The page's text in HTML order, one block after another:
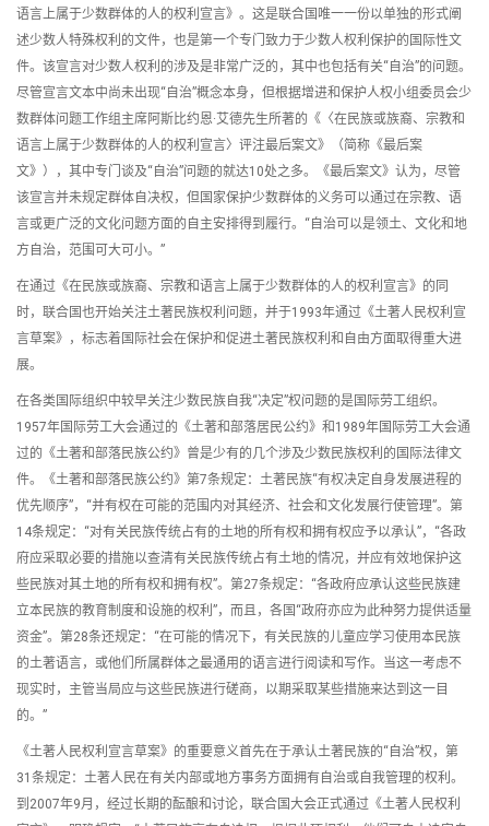
语言上属于少数群体的人的权利宣言》。这是联合国唯一一份以单独的形式阐
述少数人特殊权利的文件，也是第一个专门致力于少数人权利保护的国际性文
件。该宣言对少数人权利的涉及是非常广泛的，其中也包括有关“自治”的问题。
尽管宣言文本中尚未出现“自治”概念本身，但根据增进和保护人权小组委员会少
数群体问题工作组主席阿斯比约恩·艾德先生所著的《〈在民族或族裔、宗教和
语言上属于少数群体的人的权利宣言〉评注最后案文》（简称《最后案
文》），其中专门谈及“自治”问题的就达10处之多。《最后案文》认为，尽管
该宣言并未规定群体自决权，但国家保护少数群体的义务可以通过在宗教、语
言或更广泛的文化问题方面的自主安排得到履行。“自治可以是领土、文化和地
方自治，范围可大可小。”
在通过《在民族或族裔、宗教和语言上属于少数群体的人的权利宣言》的同
时，联合国也开始关注土著民族权利问题，并于1993年通过《土著人民权利宣
言草案》，标志着国际社会在保护和促进土著民族权利和自由方面取得重大进
展。
在各类国际组织中较早关注少数民族自我“决定”权问题的是国际劳工组织。
1957年国际劳工大会通过的《土著和部落居民公约》和1989年国际劳工大会通
过的《土著和部落民族公约》曾是少有的几个涉及少数民族权利的国际法律文
件。《土著和部落民族公约》第7条规定：土著民族“有权决定自身发展进程的
优先顺序”，“并有权在可能的范围内对其经济、社会和文化发展行使管理”。第
14条规定：“对有关民族传统占有的土地的所有权和拥有权应予以承认”，“各政
府应采取必要的措施以查清有关民族传统占有土地的情况，并应有效地保护这
些民族对其土地的所有权和拥有权”。第27条规定：“各政府应承认这些民族建
立本民族的教育制度和设施的权利”，而且，各国“政府亦应为此种努力提供适量
资金”。第28条还规定：“在可能的情况下，有关民族的儿童应学习使用本民族
的土著语言，或他们所属群体之最通用的语言进行阅读和写作。当这一考虑不
现实时，主管当局应与这些民族进行磋商，以期采取某些措施来达到这一目
的。”
《土著人民权利宣言草案》的重要意义首先在于承认土著民族的“自治”权，第
31条规定：土著人民在有关内部或地方事务方面拥有自治或自我管理的权利。
到2007年9月，经过长期的酝酿和讨论，联合国大会正式通过《土著人民权利